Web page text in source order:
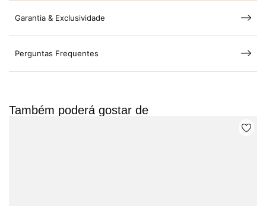
Garantia & Exclusividade
Perguntas Frequentes
Também poderá gostar de